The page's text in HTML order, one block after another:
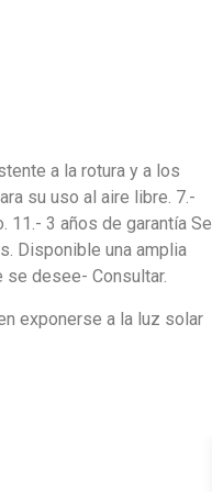
a la rotura y a los
su uso al aire libre. 7.-
11.- 3 años de garantía Se
Disponible una amplia
desee- Consultar.
exponerse a la luz solar